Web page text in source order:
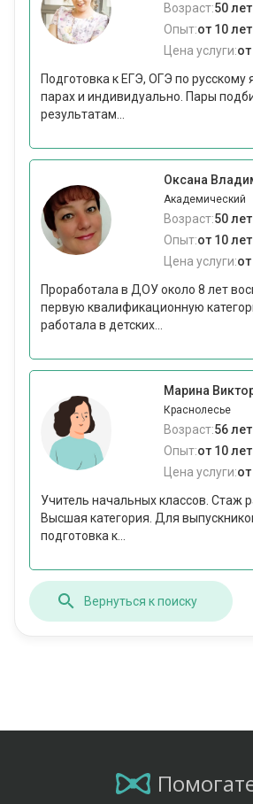
Возраст:50 лет
Опыт:от 10 лет
Цена услуги:
Подготовка к ЕГЭ, ОГЭ по русскому
парах и индивидуально. Пары
результатам...
Оксана
Академический
Возраст:50 лет
Опыт:от 10 лет
Цена услуги:
Проработала в ДОУ около 8 лет
первую квалификационную
работала в детских...
Марина
Краснолесье
Возраст:56 лет
Опыт:от 10 лет
Цена услуги:
Учитель начальных классов. Стаж
Высшая категория. Для
подготовка к...
Вернуться к поиску